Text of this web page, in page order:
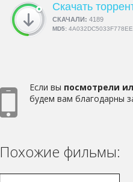
Скачать
СКАЧАЛИ: 4189
MD5:
Если вы посмотрели
будем вам благодарны
Похожие фильмы: